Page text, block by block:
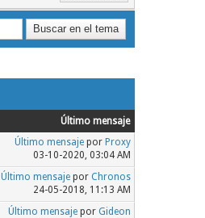
Último mensaje
Último mensajepor Proxy
03-10-2020, 03:04 AM
Último mensajepor Chronos
24-05-2018, 11:13 AM
Último mensajepor Gideon